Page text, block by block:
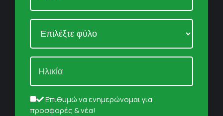
Επιθυμώ να ενημερώνομαι για
προσφορές & νέα!